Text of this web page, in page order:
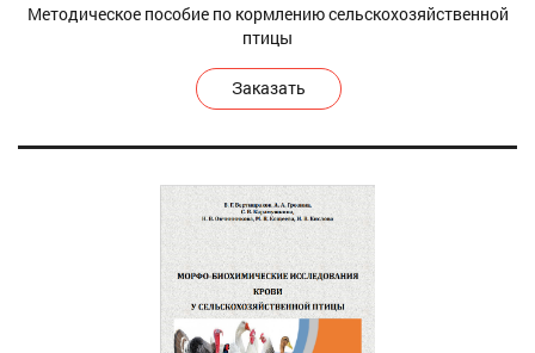
Методическое пособие по кормлению сельскохозяйственной
птицы
Заказать